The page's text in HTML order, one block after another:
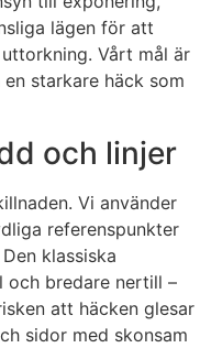
lägen för att
Vårt mål är
starkare häck som
och linjer
Vi använder
referenspunkter
klassiska
och bredare nertill –
att häcken glesar
sidor med skonsam